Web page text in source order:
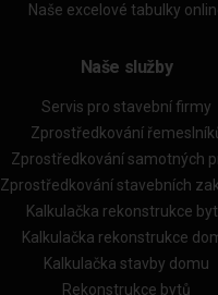
Naše excelové tabulky
Naše služby
Servis pro stavební firmy
Zprostředkování
Zprostředkování samotných
Zprostředkování stavebních
Kalkulačka rekonstrukce
Kalkulačka rekonstrukce
Kalkulačka stavby domu
Rekonstrukce bytů